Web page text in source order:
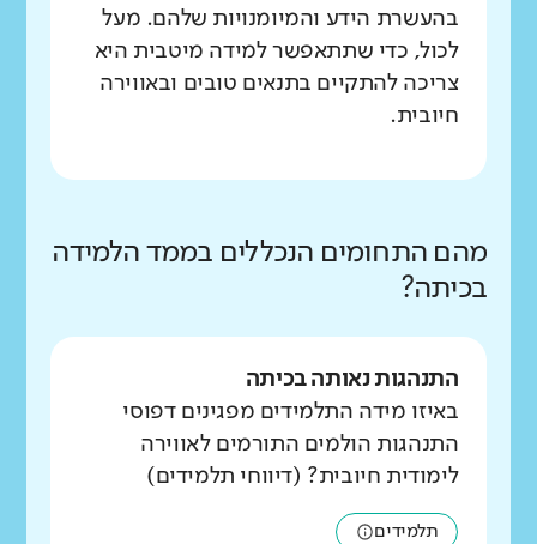
בהעשרת הידע והמיומנויות שלהם. מעל
לכול, כדי שתתאפשר למידה מיטבית היא
צריכה להתקיים בתנאים טובים ובאווירה
חיובית.
מהם התחומים הנכללים בממד הלמידה
בכיתה?
התנהגות נאותה בכיתה
באיזו מידה התלמידים מפגינים דפוסי
התנהגות הולמים התורמים לאווירה
לימודית חיובית? (דיווחי תלמידים)
תלמידים